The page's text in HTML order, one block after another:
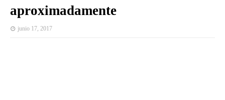
aproximadamente
junio 17, 2017